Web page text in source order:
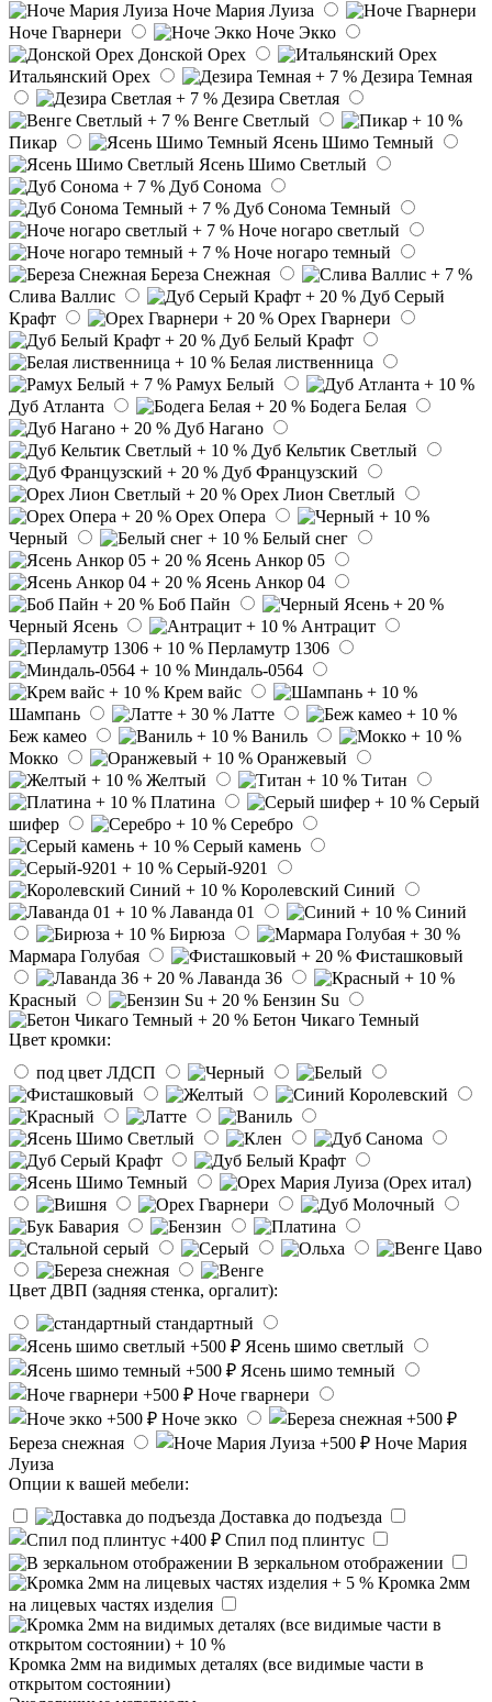
Ноче Мария Луиза
Ноче Гварнери
Ноче Экко
Донской Орех
Итальянский Орех
Дезира Темная
Дезира Светлая
Венге Светлый
Пикар
Ясень Шимо Темный
Ясень Шимо Светлый
Дуб Сонома
Дуб Сонома Темный
Ноче ногаро светлый
Ноче ногаро темный
Береза Снежная
Слива Валлис
Дуб Серый
Крафт
Орех Гварнери
Дуб Белый Крафт
Белая лиственница
Рамух Белый
Дуб Атланта
Бодега Белая
Дуб Нагано
Дуб Кельтик Светлый
Дуб Французский
Орех Лион Светлый
Орех Опера
Черный
Белый снег
Ясень Анкор 05
Ясень Анкор 04
Боб Пайн
Черный Ясень
Антрацит
Перламутр 1306
Миндаль-0564
Крем вайс
Шампань
Латте
Беж камео
Ваниль
Мокко
Оранжевый
Желтый
Титан
Платина
Серый
шифер
Серебро
Серый камень
Серый-9201
Королевский Синий
Лаванда 01
Синий
Бирюза
Мармара Голубая
Фисташковый
Лаванда 36
Красный
Бензин Su
Бетон Чикаго Темный
Цвет кромки:
под цвет ЛДСП
Цвет ДВП (задняя стенка, оргалит):
стандартный
Ясень шимо светлый
Ясень шимо темный
Ноче гварнери
Ноче экко
Береза снежная
Ноче Мария
Луиза
Опции к вашей мебели:
Доставка до подъезда
Спил под плинтус
В зеркальном отображении
Кромка 2мм
на лицевых частях изделия
Кромка 2мм на видимых деталях (все видимые части в
открытом состоянии)